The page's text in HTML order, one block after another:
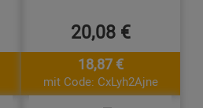
20,08 €
18,87 €
mit Code: CxLyh2Ajne